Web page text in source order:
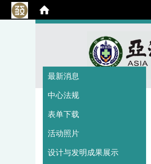
最新消息
中心法规
表单下载
活动照片
设计与发明成果展示